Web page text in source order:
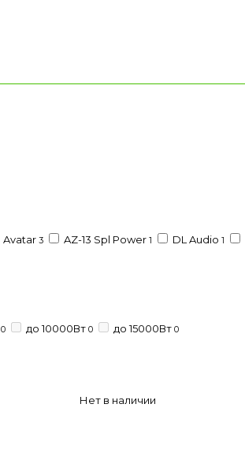
Avatar 3 AZ-13 Spl Power 1 DL Audio 1
0 до 10000Вт 0 до 15000Вт 0
Нет в наличии